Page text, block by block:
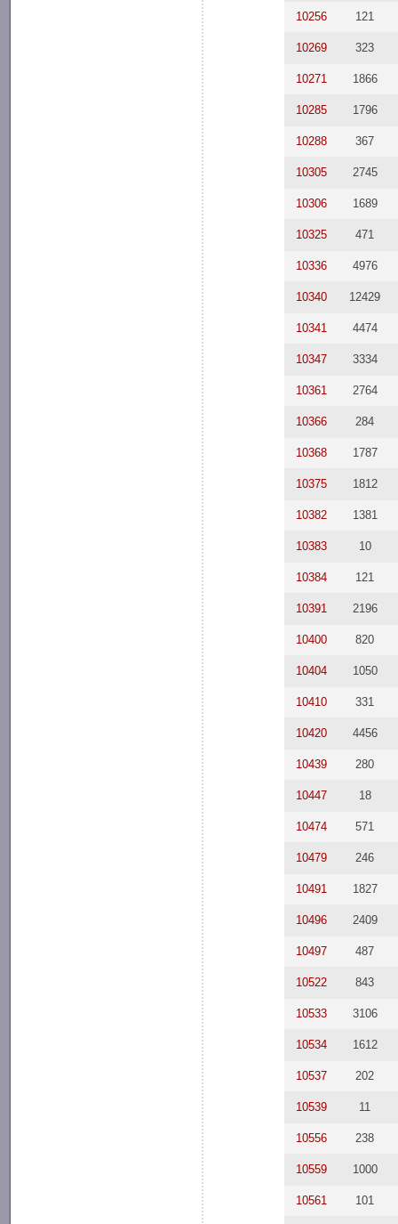
10256 121
10269 323
10271 1866
10285 1796
10288 367
10305 2745
10306 1689
10325 471
10336 4976
10340 12429
10341 4474
10347 3334
10361 2764
10366 284
10368 1787
10375 1812
10382 1381
10383 10
10384 121
10391 2196
10400 820
10404 1050
10410 331
10420 4456
10439 280
10447 18
10474 571
10479 246
10491 1827
10496 2409
10497 487
10522 843
10533 3106
10534 1612
10537 202
10539 11
10556 238
10559 1000
10561 101